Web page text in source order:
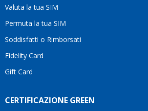
Valuta la tua SIM
Permuta la tua SIM
Soddisfatti o Rimborsati
Fidelity Card
Gift Card
CERTIFICAZIONE GREEN